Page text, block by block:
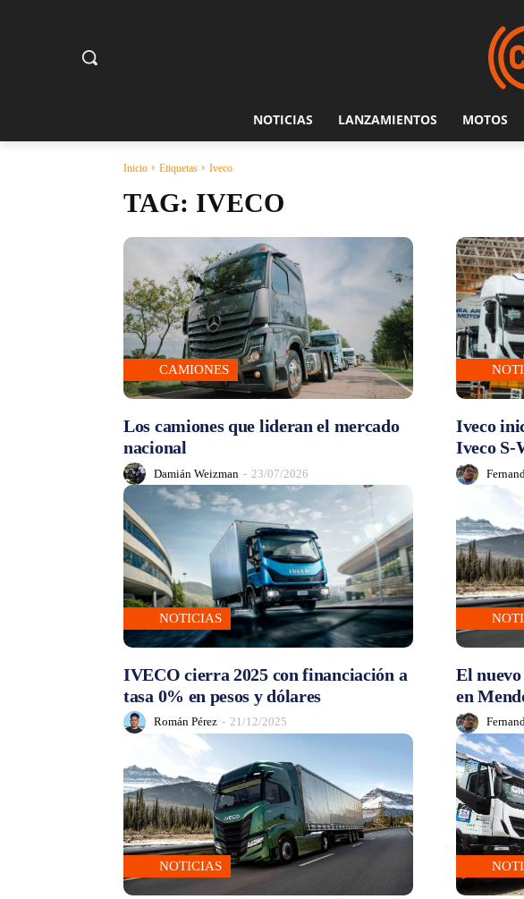
NOTICIAS LANZAMIENTOS MOTOS
Inicio Etiquetas Iveco
TAG: IVECO
CAMIONES
Los camiones que lideran el mercado
nacional
Damián Weizman - 23/07/2026
Iveco
Iveco S-
NOTICIAS
IVECO cierra 2025 con financiación a
tasa 0% en pesos y dólares
Román Pérez - 21/12/2025
El
en
NOTICIAS